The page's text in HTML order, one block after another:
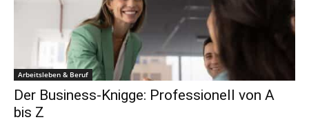
Arbeitsleben & Beruf
Der Business-Knigge: Professionell von A
bis Z